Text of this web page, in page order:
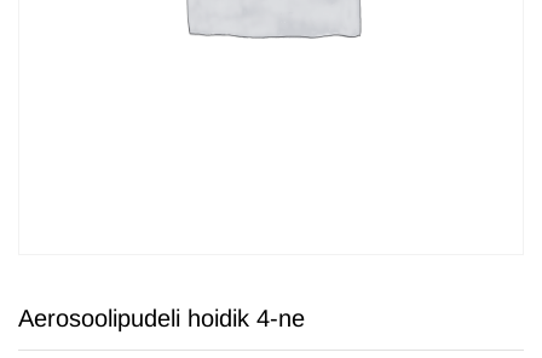
Aerosoolipudeli hoidik 4-ne